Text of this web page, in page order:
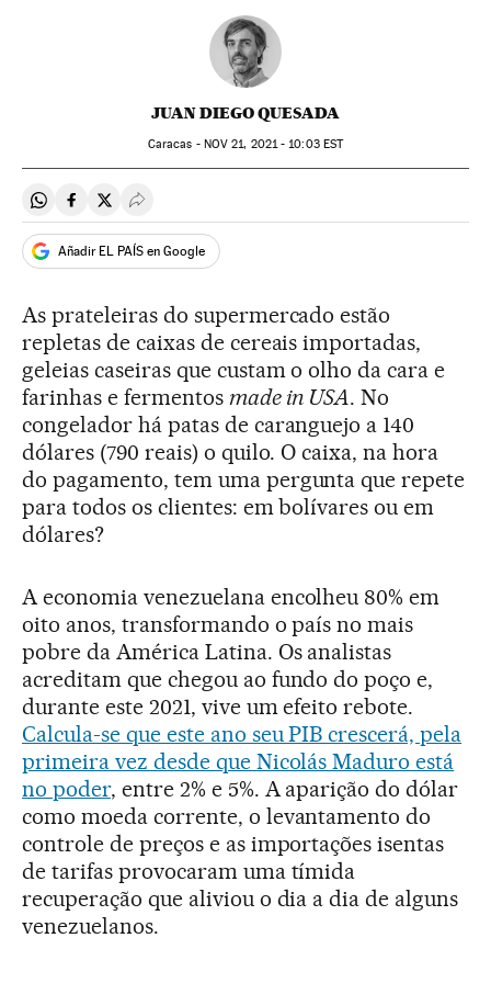
JUAN DIEGO QUESADA
Caracas - NOV 21, 2021 - 10:03EST
Compartir en Whatsapp
Compartir en Facebook
Compartir en Twitter
Desplegar Redes Sociales
Añadir EL PAÍS en Google
As prateleiras do supermercado estão
repletas de caixas de cereais importadas,
geleias caseiras que custam o olho da cara e
farinhas e fermentos made in USA. No
congelador há patas de caranguejo a 140
dólares (790 reais) o quilo. O caixa, na hora
do pagamento, tem uma pergunta que repete
para todos os clientes: em bolívares ou em
dólares?
A economia venezuelana encolheu 80% em
oito anos, transformando o país no mais
pobre da América Latina. Os analistas
acreditam que chegou ao fundo do poço e,
durante este 2021, vive um efeito rebote.
Calcula-se que este ano seu PIB crescerá, pela
primeira vez desde que Nicolás Maduro está
no poder, entre 2% e 5%. A aparição do dólar
como moeda corrente, o levantamento do
controle de preços e as importações isentas
de tarifas provocaram uma tímida
recuperação que aliviou o dia a dia de alguns
venezuelanos.